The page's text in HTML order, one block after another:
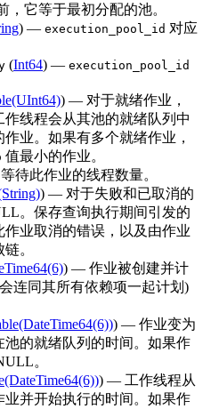
，它等于最初分配的池。
) — execution_pool_id 对应
(Int64) — execution_pool_id
) — 对于就绪作业，
线程会从其池的就绪队列中
业。如果有多个就绪作业，
值最小的作业。
待此作业的线程数量。
) — 对于失败和已取消的
。保存查询执行期间引发的
业取消的错误，以及由作业
。
) — 作业被创建并计
连同其所有依赖项一起计划)
) — 作业变为
池的就绪队列的时间。如果作
。
) — 工作线程从
业并开始执行的时间。如果作